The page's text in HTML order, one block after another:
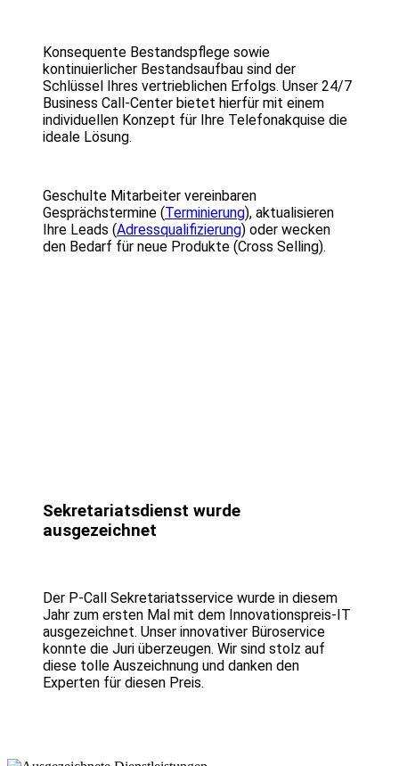
Konsequente Bestandspflege sowie
kontinuierlicher Bestandsaufbau sind der
Schlüssel Ihres vertrieblichen Erfolgs. Unser 24/7
Business Call-Center bietet hierfür mit einem
individuellen Konzept für Ihre Telefonakquise die
ideale Lösung.
Geschulte Mitarbeiter vereinbaren
Gesprächstermine (Terminierung), aktualisieren
Ihre Leads (Adressqualifizierung) oder wecken
den Bedarf für neue Produkte (Cross Selling).
Sekretariatsdienst wurde
ausgezeichnet
Der P-Call Sekretariatsservice wurde in diesem
Jahr zum ersten Mal mit dem Innovationspreis-IT
ausgezeichnet. Unser innovativer Büroservice
konnte die Juri überzeugen. Wir sind stolz auf
diese tolle Auszeichnung und danken den
Experten für diesen Preis.